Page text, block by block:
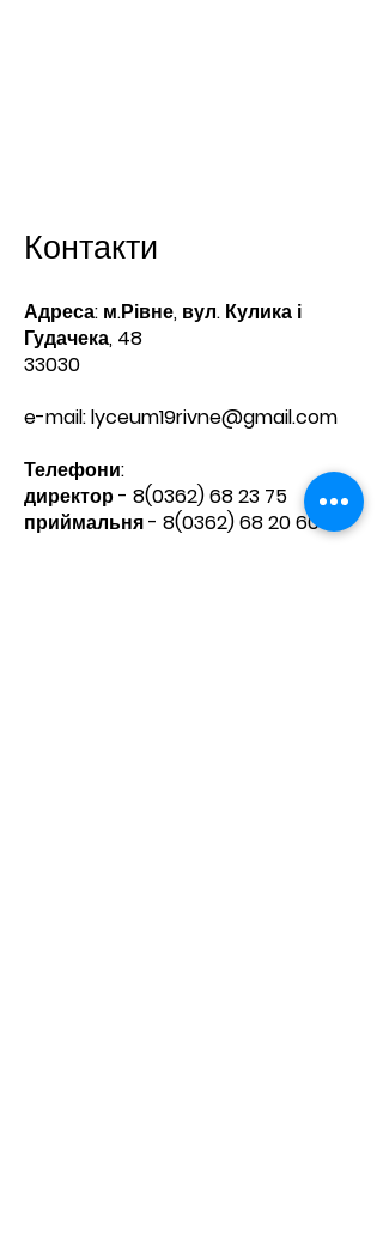
Контакти
Адреса: м.Рівне, вул. Кулика і
Гудачека, 48
33030
e-mail:lyceum19rivne@gmail.com
Телефони:​
директор - 8(0362) 68 23 75
приймальня - 8(0362) 68 20 60